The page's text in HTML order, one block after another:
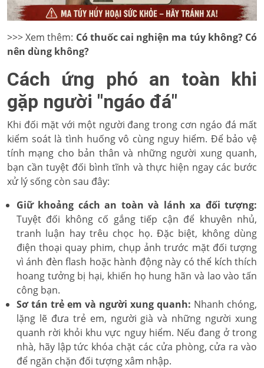
>>> Xem thêm: Có thuốc cai nghiện ma túy không? Có
nên dùng không?
Cách ứng phó an toàn khi
gặp người "ngáo đá"
Khi đối mặt với một người đang trong cơn ngáo đá mất
kiểm soát là tình huống vô cùng nguy hiểm. Để bảo vệ
tính mạng cho bản thân và những người xung quanh,
bạn cần tuyệt đối bình tĩnh và thực hiện ngay các bước
xử lý sống còn sau đây:
Giữ khoảng cách an toàn và lánh xa đối tượng:
Tuyệt đối không cố gắng tiếp cận để khuyên nhủ,
tranh luận hay trêu chọc họ. Đặc biệt, không dùng
điện thoại quay phim, chụp ảnh trước mặt đối tượng
vì ánh đèn flash hoặc hành động này có thể kích thích
hoang tưởng bị hại, khiến họ hung hãn và lao vào tấn
công bạn.
Sơ tán trẻ em và người xung quanh: Nhanh chóng,
lặng lẽ đưa trẻ em, người già và những người xung
quanh rời khỏi khu vực nguy hiểm. Nếu đang ở trong
nhà, hãy lập tức khóa chặt các cửa phòng, cửa ra vào
để ngăn chặn đối tượng xâm nhập.